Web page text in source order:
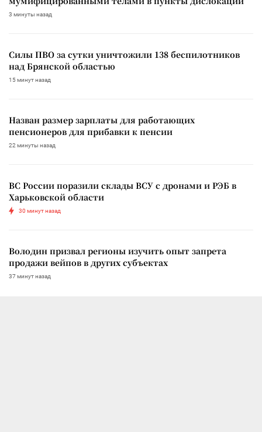
3 минуты назад
Силы ПВО за сутки уничтожили 138 беспилотников
над Брянской областью
15 минут назад
Назван размер зарплаты для работающих
пенсионеров для прибавки к пенсии
22 минуты назад
ВС России поразили склады ВСУ с дронами и РЭБ в
Харьковской области
30 минут назад
Володин призвал регионы изучить опыт запрета
продажи вейпов в других субъектах
37 минут назад